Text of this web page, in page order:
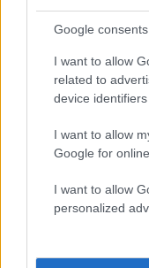
Google consents
I want to allow
related to
device identifiers
I want to allow
Google for
I want to allow
personalized
Πιο
Νίκα κάνουν
Η Άννα
έπαιζε
Θρήνος για
Ελίζαμπεθ